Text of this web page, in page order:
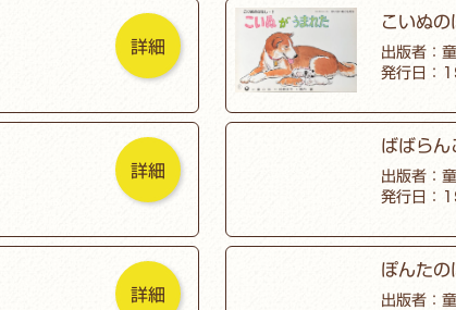
詳細
こいぬ
出版者：
発行日：
詳細
ばばらん
出版者：
発行日：
詳細
ぽんたの
出版者：